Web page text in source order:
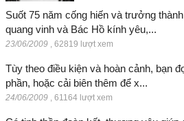
Suốt 75 năm cống hiến và trưởng
quang vinh và Bác Hồ kính yêu,...
23/06/2009 62819 lượt xem
Tùy theo điều kiện và hoàn cảnh, bạn
phần, hoặc cải biên thêm để x...
24/06/2009 61164 lượt xem